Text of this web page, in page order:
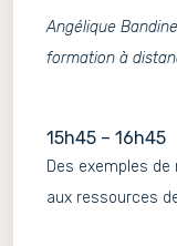
Angélique
formation à
15h45 – 16h45
Des exemples
aux ressources